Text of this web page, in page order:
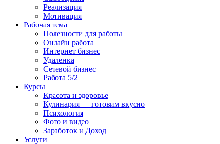
Реализация
Мотивация
Рабочая тема
Полезности для работы
Онлайн работа
Интернет бизнес
Удаленка
Сетевой бизнес
Работа 5/2
Курсы
Красота и здоровье
Кулинария — готовим вкусно
Психология
Фото и видео
Заработок и Доход
Услуги